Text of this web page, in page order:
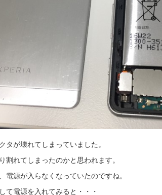
タが壊れてしまっていました。
割れてしまったのかと思われます。
電源が入らなくなっていたのですね。
て電源を入れてみると・・・